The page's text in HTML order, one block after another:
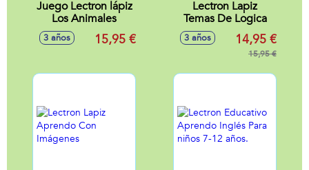
Juego Lectron lápiz
Los Animales
3 años 15,95 €
Lectron Lapiz
Temas De Logica
3 años 14,95 €
15,95 €